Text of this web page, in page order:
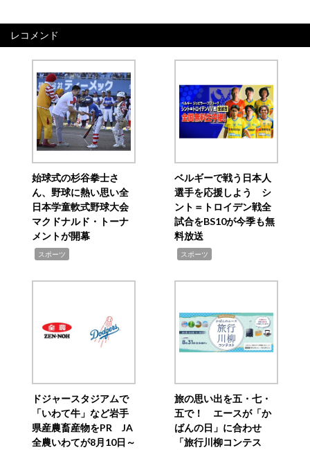
レコメンド
始球式の杉谷拳士さ
ん、野球に熱い思い全
日本学童軟式野球大会
マクドナルド・トーナ
メントが開幕
スポーツ
ベルギーで戦う日本人
選手を応援しよう シ
ント＝トロイデン戦全
試合をBS10が今季も無
料放送
スポーツ
ドジャースタジアムで
「いわて牛」など岩手
県産農畜産物をPR JA
全農いわてが8月10日～
旅の思い出を五・七・
五で！ エースが「か
ばんの日」に合わせ
「旅行川柳コンテス